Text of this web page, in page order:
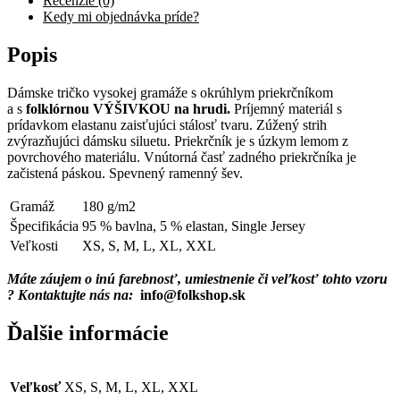
Kedy mi objednávka príde?
Popis
Dámske tričko vysokej gramáže s okrúhlym priekrčníkom
a s folklórnou VÝŠIVKOU na hrudi. Príjemný materiál s
prídavkom elastanu zaisťujúci stálosť tvaru. Zúžený strih
zvýrazňujúci dámsku siluetu. Priekrčník je s úzkym lemom z
povrchového materiálu. Vnútorná časť zadného priekrčníka je
začistená páskou. Spevnený ramenný šev.
Gramáž
180 g/m2
Špecifikácia 95 % bavlna, 5 % elastan, Single Jersey
Veľkosti
XS, S, M, L, XL, XXL
Máte záujem o inú farebnosť, umiestnenie či veľkosť tohto vzoru
? Kontaktujte nás na: info@folkshop.sk
Ďalšie informácie
Veľkosť XS, S, M, L, XL, XXL